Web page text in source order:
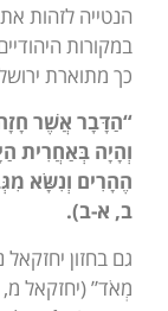
הנטייה לזהות
במקורות
כך מתוארת
“הַדָּבָר אֲשֶׁר חָזָה
וְהָיָה בְּאַחֲרִית
הֶהָרִים וְנִשָּׂא
ב, א-ב).
גם בחזון
מְאֹד” (יחזקאל